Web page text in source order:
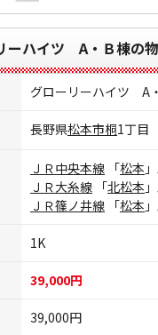
ーハイツ A・Ｂ棟の
グローリーハイツ A
長野県松本市桐1丁目
ＪＲ中央本線 「松本
ＪＲ大糸線 「北松本
ＪＲ篠ノ井線 「松本
1K
39,000円
39,000円